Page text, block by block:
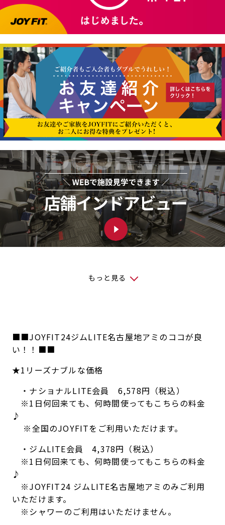
もっと見る
■■JOYFIT24ジムLITE名古屋地アミのココが良
い！！■■
★1リーズナブルな価格
・ナショナルLITE会員 6,578円（税込）
※1日何回来ても、何時間使ってもこちらの料金
♪
※全国のJOYFITをご利用いただけます。
・ジムLITE会員 4,378円（税込）
※1日何回来ても、何時間使ってもこちらの料金
♪
※JOYFIT24 ジムLITE名古屋地アミのみご利用
いただけます。
※シャワーのご利用はいただけません。